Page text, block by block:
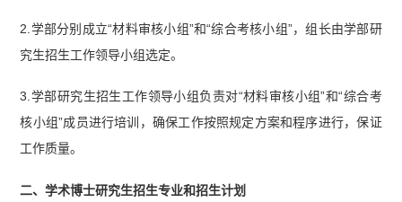
2.学部分别成立“材料审核小组”和“综合考核小组”，组长由学部研
究生招生工作领导小组选定。
3.学部研究生招生工作领导小组负责对“材料审核小组”和“综合考
核小组”成员进行培训，确保工作按照规定方案和程序进行，保证
工作质量。
二、学术博士研究生招生专业和招生计划